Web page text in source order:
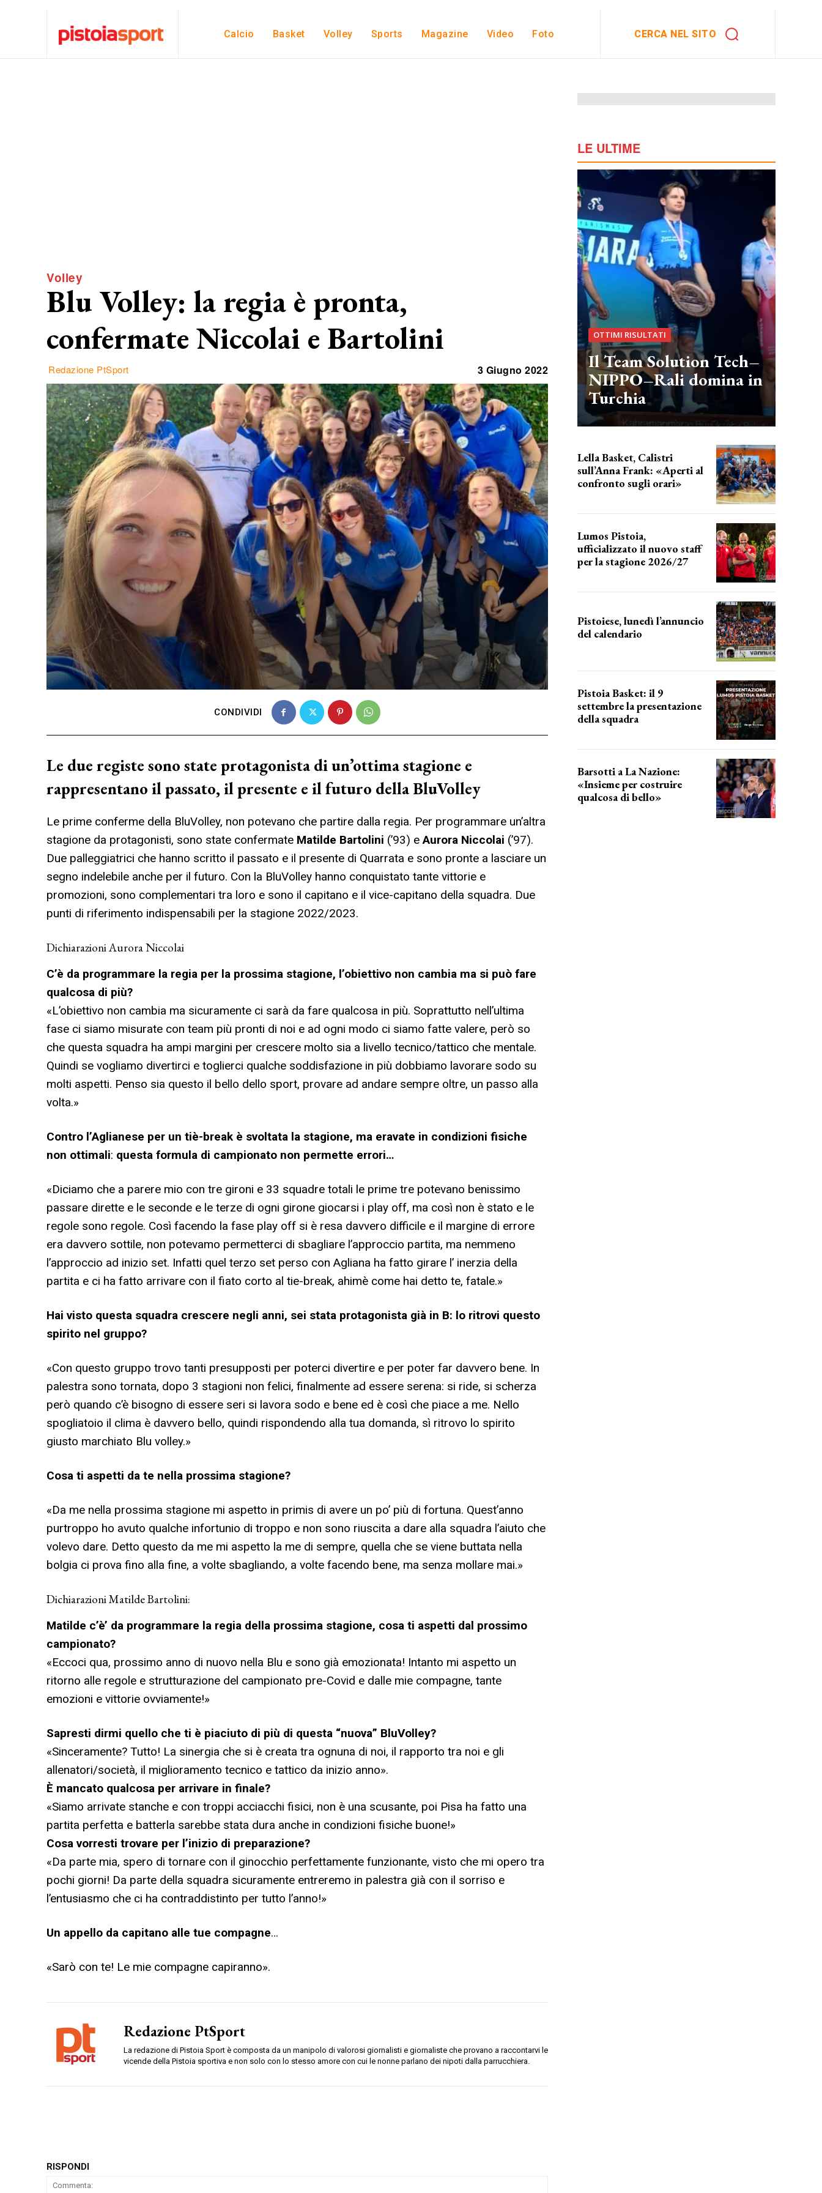
Calcio Basket Volley Sports Magazine Video Foto CERCA NEL SITO
Volley
Blu Volley: la regia è pronta,
confermate Niccolai e Bartolini
Redazione PtSport 3 Giugno 2022
CONDIVIDI
Le due registe sono state protagonista di un’ottima stagione e
rappresentano il passato, il presente e il futuro della BluVolley
Le prime conferme della BluVolley, non potevano che partire dalla regia. Per programmare un’altra
stagione da protagonisti, sono state confermate Matilde Bartolini (’93) eAurora Niccolai (’97).
Due palleggiatrici che hanno scritto il passato e il presente di Quarrata e sono pronte a lasciare un
segno indelebile anche per il futuro. Con la BluVolley hanno conquistato tante vittorie e
promozioni, sono complementari tra loro e sono il capitano e il vice-capitano della squadra. Due
punti di riferimento indispensabili per la stagione 2022/2023.
Dichiarazioni Aurora Niccolai
C’è da programmare la regia per la prossima stagione, l’obiettivo non cambia ma si può fare
qualcosa di più?
«L’obiettivo non cambia ma sicuramente ci sarà da fare qualcosa in più. Soprattutto nell’ultima
fase ci siamo misurate con team più pronti di noi e ad ogni modo ci siamo fatte valere, però so
che questa squadra ha ampi margini per crescere molto sia a livello tecnico/tattico che mentale.
Quindi se vogliamo divertirci e toglierci qualche soddisfazione in più dobbiamo lavorare sodo su
molti aspetti. Penso sia questo il bello dello sport, provare ad andare sempre oltre, un passo alla
volta.»
Contro l’Aglianese per un tiè-break è svoltata la stagione, ma eravate in condizioni fisiche
non ottimali: questa formula di campionato non permette errori…
«Diciamo che a parere mio con tre gironi e 33 squadre totali le prime tre potevano benissimo
passare dirette e le seconde e le terze di ogni girone giocarsi i play off, ma così non è stato e le
regole sono regole. Così facendo la fase play off si è resa davvero difficile e il margine di errore
era davvero sottile, non potevamo permetterci di sbagliare l’approccio partita, ma nemmeno
l’approccio ad inizio set. Infatti quel terzo set perso con Agliana ha fatto girare l’ inerzia della
partita e ci ha fatto arrivare con il fiato corto al tie-break, ahimè come hai detto te, fatale.»
Hai visto questa squadra crescere negli anni, sei stata protagonista già in B: lo ritrovi questo
spirito nel gruppo?
«Con questo gruppo trovo tanti presupposti per poterci divertire e per poter far davvero bene. In
palestra sono tornata, dopo 3 stagioni non felici, finalmente ad essere serena: si ride, si scherza
però quando c’è bisogno di essere seri si lavora sodo e bene ed è così che piace a me. Nello
spogliatoio il clima è davvero bello, quindi rispondendo alla tua domanda, sì ritrovo lo spirito
giusto marchiato Blu volley.»
Cosa ti aspetti da te nella prossima stagione?
«Da me nella prossima stagione mi aspetto in primis di avere un po’ più di fortuna. Quest’anno
purtroppo ho avuto qualche infortunio di troppo e non sono riuscita a dare alla squadra l’aiuto che
volevo dare. Detto questo da me mi aspetto la me di sempre, quella che se viene buttata nella
bolgia ci prova fino alla fine, a volte sbagliando, a volte facendo bene, ma senza mollare mai.»
Dichiarazioni Matilde Bartolini:
Matilde c’è’ da programmare la regia della prossima stagione, cosa ti aspetti dal prossimo
campionato?
«Eccoci qua, prossimo anno di nuovo nella Blu e sono già emozionata! Intanto mi aspetto un
ritorno alle regole e strutturazione del campionato pre-Covid e dalle mie compagne, tante
emozioni e vittorie ovviamente!»
Sapresti dirmi quello che ti è piaciuto di più di questa “nuova” BluVolley?
«Sinceramente? Tutto! La sinergia che si è creata tra ognuna di noi, il rapporto tra noi e gli
allenatori/società, il miglioramento tecnico e tattico da inizio anno».
È mancato qualcosa per arrivare in finale?
«Siamo arrivate stanche e con troppi acciacchi fisici, non è una scusante, poi Pisa ha fatto una
partita perfetta e batterla sarebbe stata dura anche in condizioni fisiche buone!»
Cosa vorresti trovare per l’inizio di preparazione?
«Da parte mia, spero di tornare con il ginocchio perfettamente funzionante, visto che mi opero tra
pochi giorni! Da parte della squadra sicuramente entreremo in palestra già con il sorriso e
l’entusiasmo che ci ha contraddistinto per tutto l’anno!»
Un appello da capitano alle tue compagne…
«Sarò con te! Le mie compagne capiranno».
Redazione PtSport
La redazione di Pistoia Sport è composta da un manipolo di valorosi giornalisti e giornaliste che provano a raccontarvi le
vicende della Pistoia sportiva e non solo con lo stesso amore con cui le nonne parlano dei nipoti dalla parrucchiera.
RISPONDI
LE ULTIME
OTTIMI RISULTATI
Il Team Solution Tech–
NIPPO–Rali domina in
Turchia
Lella Basket, Calistri
sull’Anna Frank: «Aperti al
confronto sugli orari»
Lumos Pistoia,
ufficializzato il nuovo staff
per la stagione 2026/27
Pistoiese, lunedì l’annuncio
del calendario
Pistoia Basket: il 9
settembre la presentazione
della squadra
Barsotti a La Nazione:
«Insieme per costruire
qualcosa di bello»